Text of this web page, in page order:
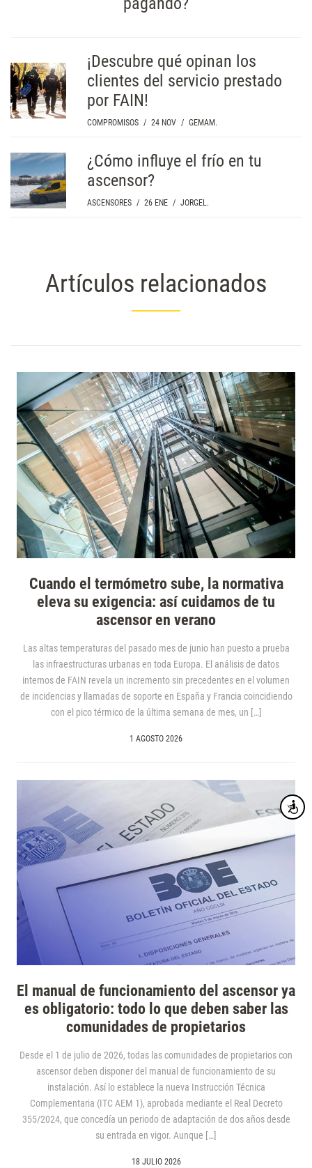
¡Descubre qué opinan los
clientes del servicio prestado
por FAIN!
COMPROMISOS / 24 NOV / GEMAM.
¿Cómo influye el frío en tu
ascensor?
ASCENSORES / 26 ENE / JORGEL.
Artículos relacionados
Cuando el termómetro sube, la normativa
eleva su exigencia: así cuidamos de tu
ascensor en verano
Las altas temperaturas del pasado mes de junio han puesto a prueba
las infraestructuras urbanas en toda Europa. El análisis de datos
internos de FAIN revela un incremento sin precedentes en el volumen
de incidencias y llamadas de soporte en España y Francia coincidiendo
con el pico térmico de la última semana de mes, un […]
1 AGOSTO 2026
El manual de funcionamiento del ascensor ya
es obligatorio: todo lo que deben saber las
comunidades de propietarios
Desde el 1 de julio de 2026, todas las comunidades de propietarios con
ascensor deben disponer del manual de funcionamiento de su
instalación. Así lo establece la nueva Instrucción Técnica
Complementaria (ITC AEM 1), aprobada mediante el Real Decreto
355/2024, que concedía un periodo de adaptación de dos años desde
su entrada en vigor. Aunque […]
18 JULIO 2026